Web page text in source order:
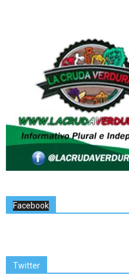
Facebook
Twitter